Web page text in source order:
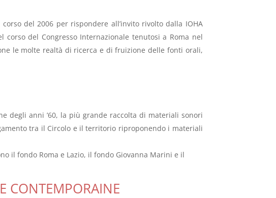
del 2006 per rispondere all’invito rivolto dalla IOHA
del Congresso Internazionale tenutosi a Roma nel
le molte realtà di ricerca e di fruizione delle fonti orali,
degli anni ’60, la più grande raccolta di materiali sonori
tra il Circolo e il territorio riproponendo i materiali
il fondo Roma e Lazio, il fondo Giovanna Marini e il
CONTEMPORAINE